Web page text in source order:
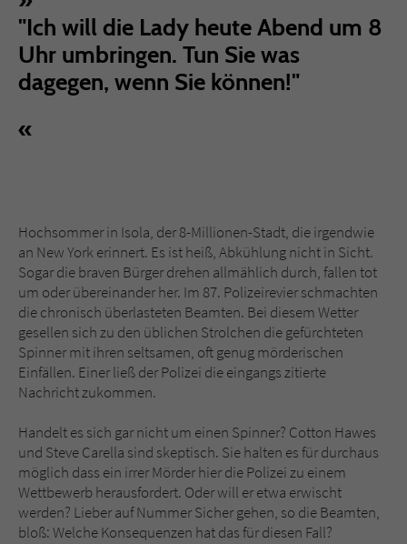
"Ich will die Lady heute Abend um 8
Uhr umbringen. Tun Sie was
dagegen, wenn Sie können!"
Hochsommer in Isola, der 8-Millionen-Stadt, die irgendwie
an New York erinnert. Es ist heiß, Abkühlung nicht in Sicht.
Sogar die braven Bürger drehen allmählich durch, fallen tot
um oder übereinander her. Im 87. Polizeirevier schmachten
die chronisch überlasteten Beamten. Bei diesem Wetter
gesellen sich zu den üblichen Strolchen die gefürchteten
Spinner mit ihren seltsamen, oft genug mörderischen
Einfällen. Einer ließ der Polizei die eingangs zitierte
Nachricht zukommen.
Handelt es sich gar nicht um einen Spinner? Cotton Hawes
und Steve Carella sind skeptisch. Sie halten es für durchaus
möglich dass ein irrer Mörder hier die Polizei zu einem
Wettbewerb herausfordert. Oder will er etwa erwischt
werden? Lieber auf Nummer Sicher gehen, so die Beamten,
bloß: Welche Konsequenzen hat das für diesen Fall?
überprüfen.